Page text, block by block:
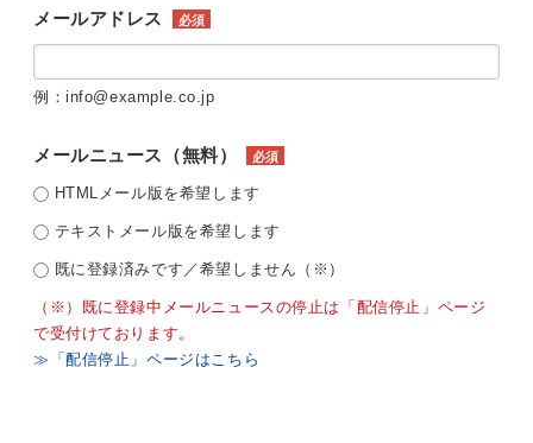
メールアドレス 必須
例：info@example.co.jp
メールニュース（無料） 必須
HTMLメール版を希望します
テキストメール版を希望します
既に登録済みです／希望しません（※）
（※）既に登録中メールニュースの停止は「配信停止」ページ
で受付けております。
≫「配信停止」ページはこちら